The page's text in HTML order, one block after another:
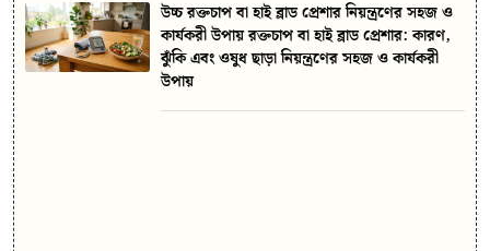
উচ্চ রক্তচাপ বা হাই ব্লাড প্রেশার নিয়ন্ত্রণের সহজ ও
কার্যকরী উপায় রক্তচাপ বা হাই ব্লাড প্রেশার: কারণ,
ঝুঁকি এবং ওষুধ ছাড়া নিয়ন্ত্রণের সহজ ও কার্যকরী
উপায়